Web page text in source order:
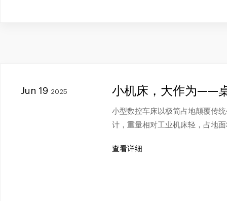
Jun 19 2025 小机床，大作为——
小型数控车床以极简占地颠覆传
计，重量相对工业机床轻，占地
查看详细